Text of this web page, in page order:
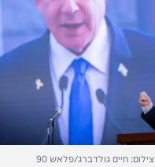
צילום: חיים גולדברג/פלאש 90